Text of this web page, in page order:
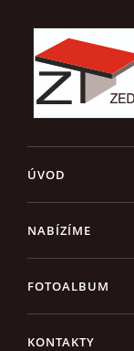
ÚVOD
NABÍZÍME
FOTOALBUM
KONTAKTY